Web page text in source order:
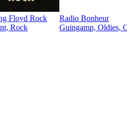
Floyd Rock
Rock
Radio Bonheur
Guingamp, Oldies,